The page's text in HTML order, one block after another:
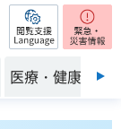
閲覧支援
医療・健康・福